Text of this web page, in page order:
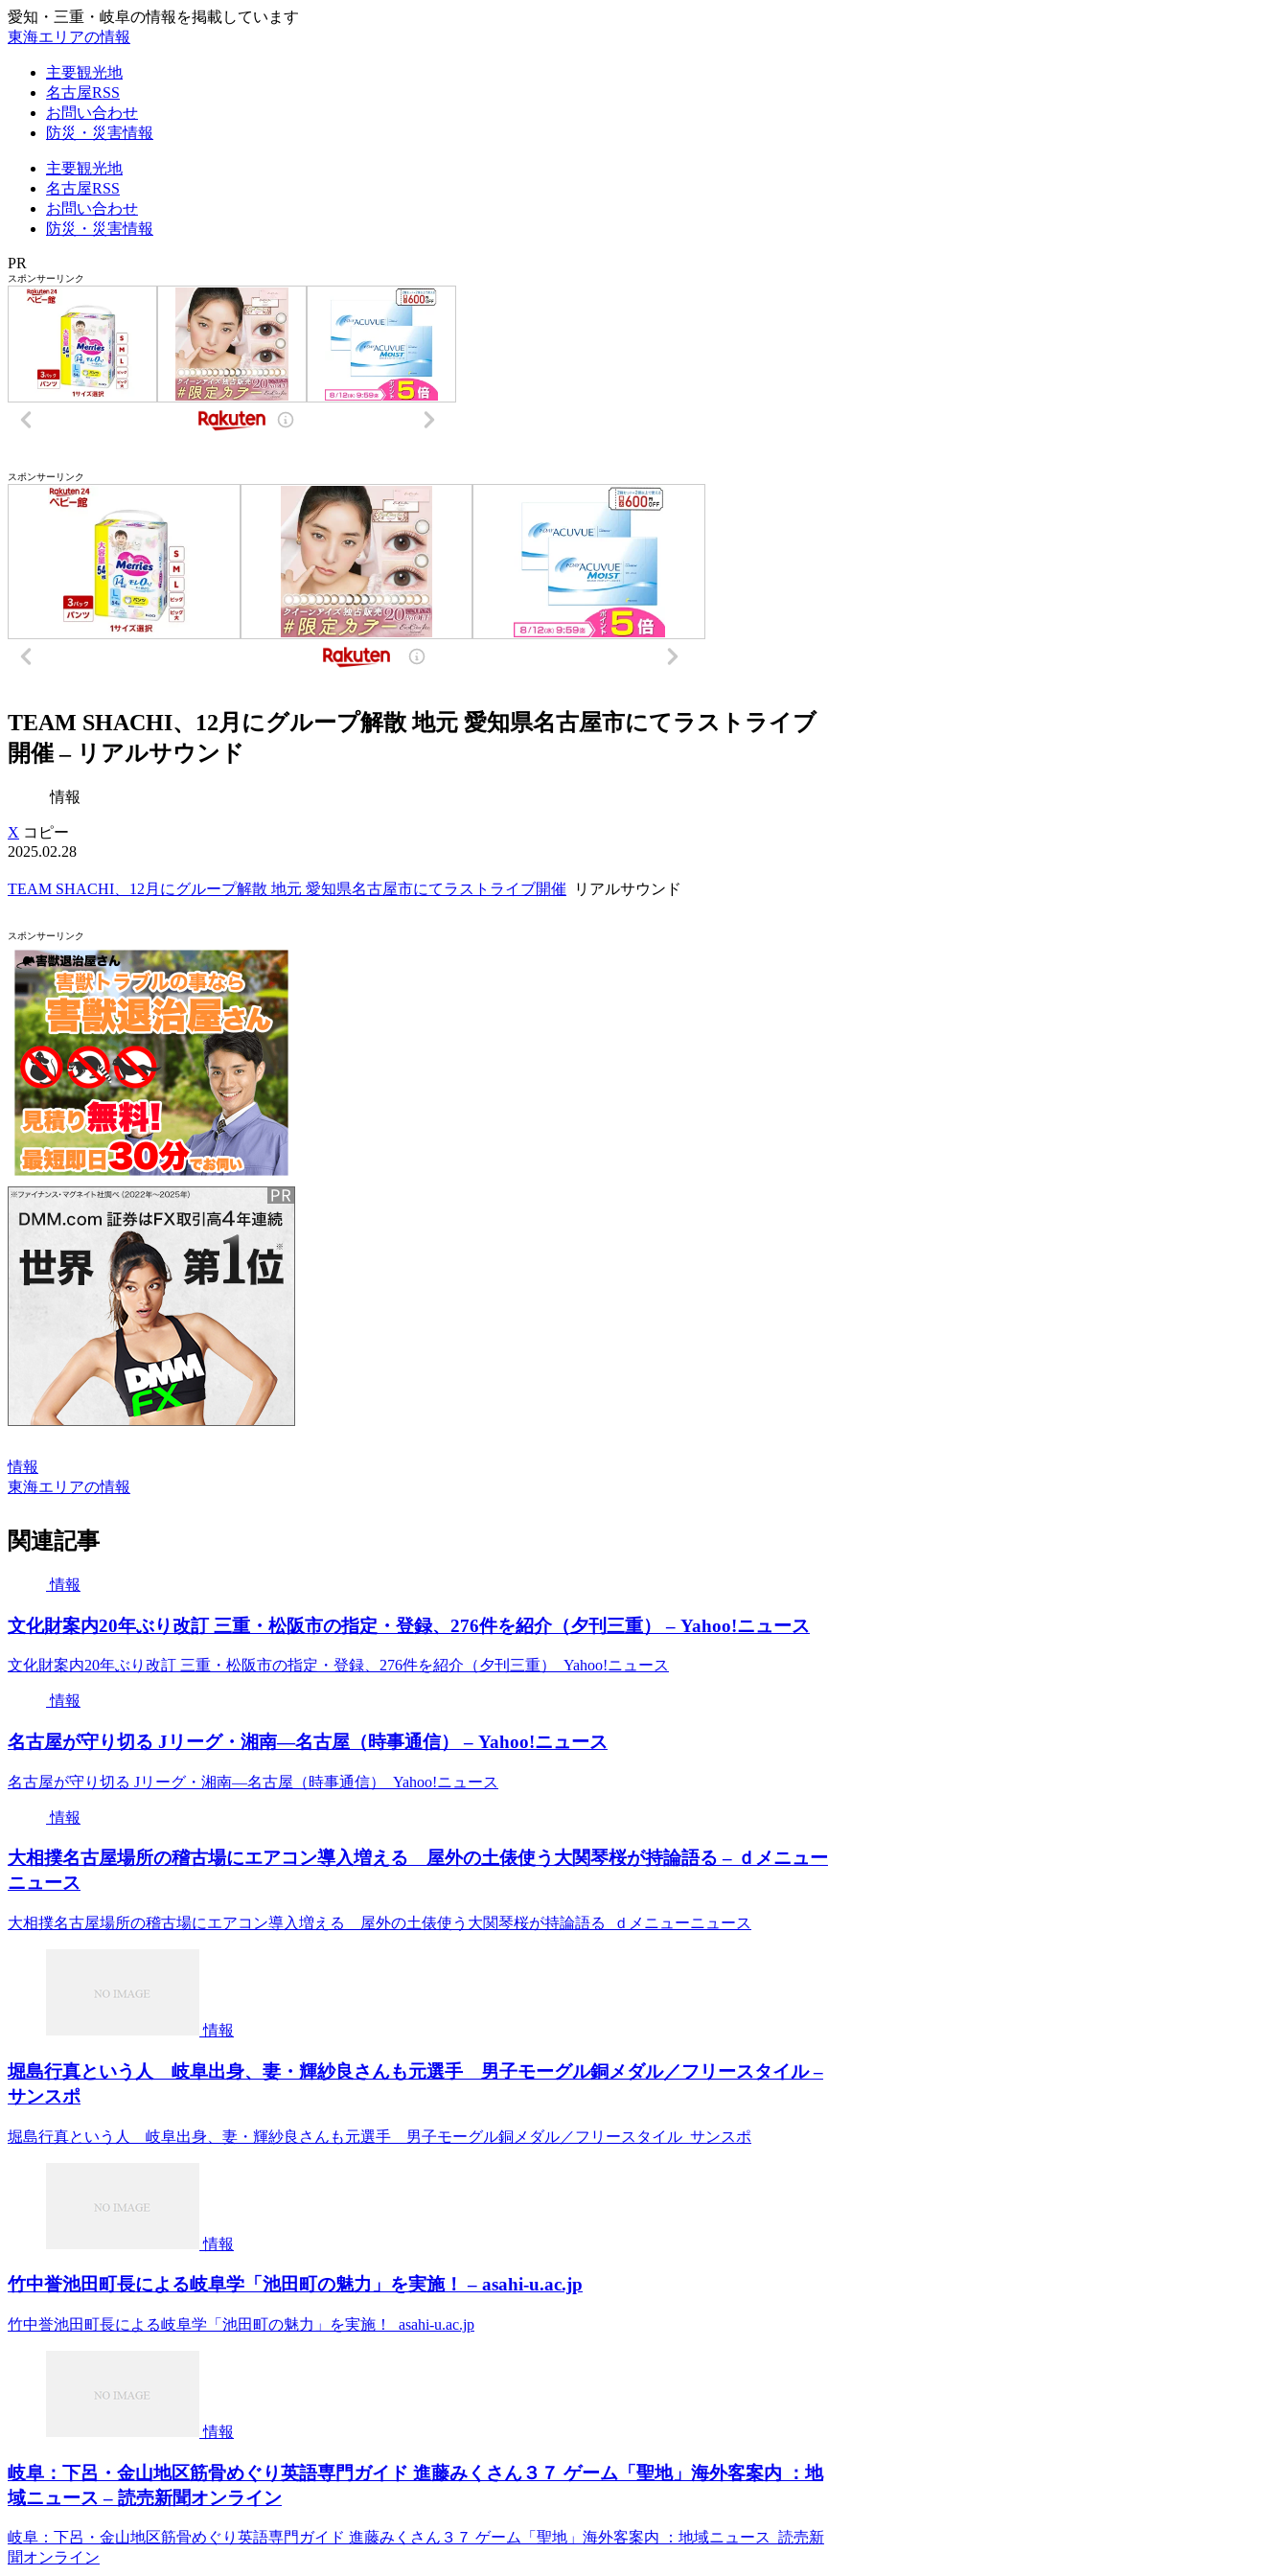
愛知・三重・岐阜の情報を掲載しています
東海エリアの情報
主要観光地
名古屋RSS
お問い合わせ
防災・災害情報
主要観光地
名古屋RSS
お問い合わせ
防災・災害情報
PR
スポンサーリンク
スポンサーリンク
TEAM SHACHI、12月にグループ解散 地元 愛知県名古屋市にてラストライブ
開催 – リアルサウンド
情報
X コピー
2025.02.28
TEAM SHACHI、12月にグループ解散 地元 愛知県名古屋市にてラストライブ開催 リアルサウンド
スポンサーリンク
情報
東海エリアの情報
関連記事
情報
文化財案内20年ぶり改訂 三重・松阪市の指定・登録、276件を紹介（夕刊三重） – Yahoo!ニュース
文化財案内20年ぶり改訂 三重・松阪市の指定・登録、276件を紹介（夕刊三重） Yahoo!ニュース
情報
名古屋が守り切る Jリーグ・湘南―名古屋（時事通信） – Yahoo!ニュース
名古屋が守り切る Jリーグ・湘南―名古屋（時事通信） Yahoo!ニュース
情報
大相撲名古屋場所の稽古場にエアコン導入増える 屋外の土俵使う大関琴桜が持論語る – ｄメニュー
ニュース
大相撲名古屋場所の稽古場にエアコン導入増える 屋外の土俵使う大関琴桜が持論語る ｄメニューニュース
情報
堀島行真という人 岐阜出身、妻・輝紗良さんも元選手 男子モーグル銅メダル／フリースタイル –
サンスポ
堀島行真という人 岐阜出身、妻・輝紗良さんも元選手 男子モーグル銅メダル／フリースタイル サンスポ
情報
竹中誉池田町長による岐阜学「池田町の魅力」を実施！ – asahi-u.ac.jp
竹中誉池田町長による岐阜学「池田町の魅力」を実施！ asahi-u.ac.jp
情報
岐阜：下呂・金山地区筋骨めぐり英語専門ガイド 進藤みくさん３７ ゲーム「聖地」海外客案内 ：地
域ニュース – 読売新聞オンライン
岐阜：下呂・金山地区筋骨めぐり英語専門ガイド 進藤みくさん３７ ゲーム「聖地」海外客案内 ：地域ニュース 読売新
聞オンライン